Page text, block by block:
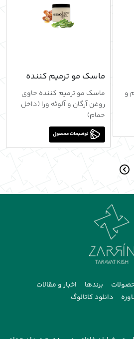
مايع پاك كننده آرايش چشم و
ماسک مو ترمیم کننده
حاوی روغن آرگان و آلوئه
ورا (داخل حمام)
ماسک مو ترمیم کننده حاوی
روغن آرگان و آلوئه ورا (داخل
حمام)
توضیحات محصول
برندها
اخبار و مقالات
دانلود کاتالوگ